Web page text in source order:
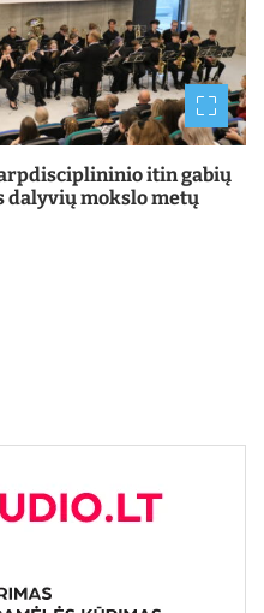
itin gabių
dalyvių mokslo metų